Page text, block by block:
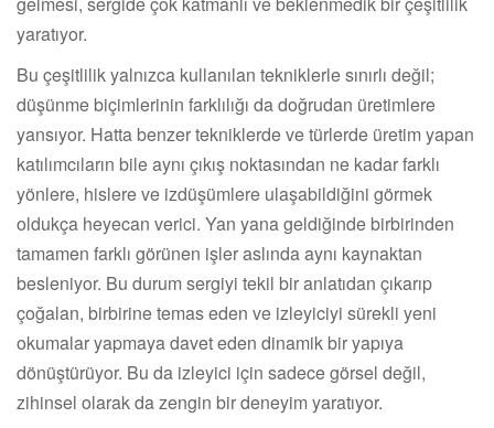
yaratıyor.
Bu çeşitlilik yalnızca kullanılan tekniklerle sınırlı değil;
düşünme biçimlerinin farklılığı da doğrudan üretimlere
yansıyor. Hatta benzer tekniklerde ve türlerde üretim yapan
katılımcıların bile aynı çıkış noktasından ne kadar farklı
yönlere, hislere ve izdüşümlere ulaşabildiğini görmek
oldukça heyecan verici. Yan yana geldiğinde birbirinden
tamamen farklı görünen işler aslında aynı kaynaktan
besleniyor. Bu durum sergiyi tekil bir anlatıdan çıkarıp
çoğalan, birbirine temas eden ve izleyiciyi sürekli yeni
okumalar yapmaya davet eden dinamik bir yapıya
dönüştürüyor. Bu da izleyici için sadece görsel değil,
zihinsel olarak da zengin bir deneyim yaratıyor.